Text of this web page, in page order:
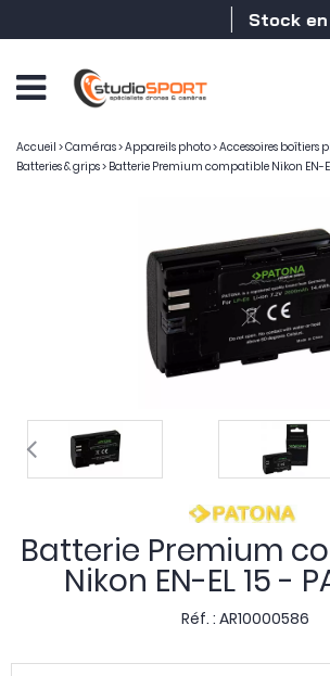
Stock en
Accueil >Caméras>Appareils photo>Accessoires boîtiers
Batteries & grips> Batterie Premium compatible Nikon EN-
Batterie Premium
Nikon EN-EL 15 -
Réf. : AR10000586